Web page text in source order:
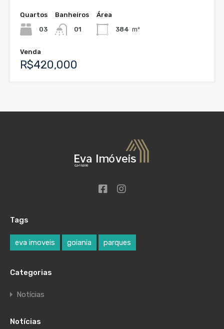
Quartos
03
Banheiros
01
Área
384 m²
Venda
R$420,000
Tags
eva imoveis goiania parques
Categorias
Notícias
Notícias